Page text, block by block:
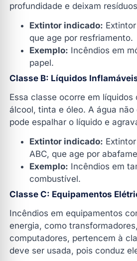
profundidade e deixam
Extintor indicado:
que age por resfriamento.
Exemplo: Incêndios em
papel.
Classe B: Líquidos
Essa classe ocorre em líquidos
álcool, tinta e óleo. A água não
pode espalhar o líquido e
Extintor indicado:
ABC, que age por
Exemplo: Incêndios em
combustível.
Classe C: Equipamentos
Incêndios em equipamentos
energia, como
computadores, pertencem à
deve ser usada, pois conduz